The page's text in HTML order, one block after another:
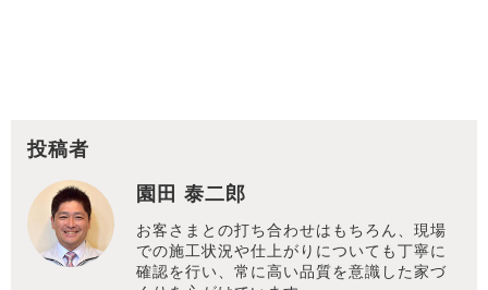
投稿者
園田 泰二郎
お客さまとの打ち合わせはもちろん、現場
での施工状況や仕上がりについても丁寧に
確認を行い、常に高い品質を意識した家づ